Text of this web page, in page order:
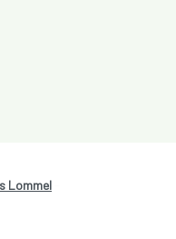
Lommel